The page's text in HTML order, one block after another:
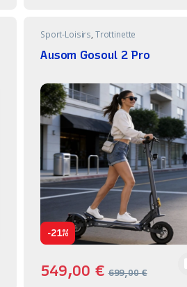
Sport-Loisirs, Trottinette
Ausom Gosoul 2 Pro
-21%
549,00 € 699,00€